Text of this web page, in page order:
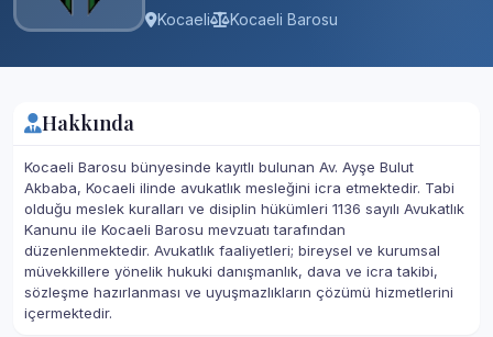
Kocaeli Kocaeli Barosu
Hakkında
Kocaeli Barosu bünyesinde kayıtlı bulunan Av. Ayşe Bulut
Akbaba, Kocaeli ilinde avukatlık mesleğini icra etmektedir. Tabi
olduğu meslek kuralları ve disiplin hükümleri 1136 sayılı Avukatlık
Kanunu ile Kocaeli Barosu mevzuatı tarafından
düzenlenmektedir. Avukatlık faaliyetleri; bireysel ve kurumsal
müvekkillere yönelik hukuki danışmanlık, dava ve icra takibi,
sözleşme hazırlanması ve uyuşmazlıkların çözümü hizmetlerini
içermektedir.